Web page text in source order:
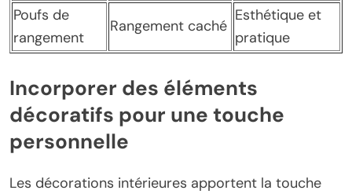
Poufs de
rangement
Rangement caché
Esthétique et
pratique
Incorporer des éléments
décoratifs pour une touche
personnelle
Les décorations intérieures apportent la touche